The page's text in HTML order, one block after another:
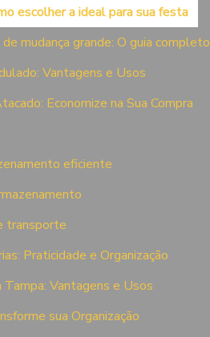
escolher a ideal para sua festa
de mudança grande: O guia completo
Vantagens e Usos
Economize na Sua Compra
eficiente
transporte
Praticidade e Organização
Tampa: Vantagens e Usos
sua Organização